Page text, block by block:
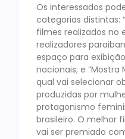
Os interessados
categorias distintas:
filmes realizados no
realizadores
espaço para
nacionais; e “Mostra
qual vai selecionar
produzidas por
protagonismo
brasileiro. O melhor
vai ser premiado